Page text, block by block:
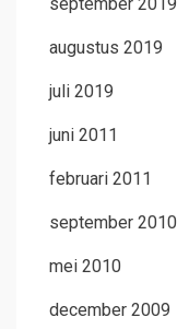
augustus 2019
juli 2019
juni 2011
februari 2011
september 2010
mei 2010
december 2009